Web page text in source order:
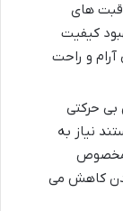
های
کیفیت
و راحت
بی حرکتی
نیاز به
مخصوص
بدن کاهش می